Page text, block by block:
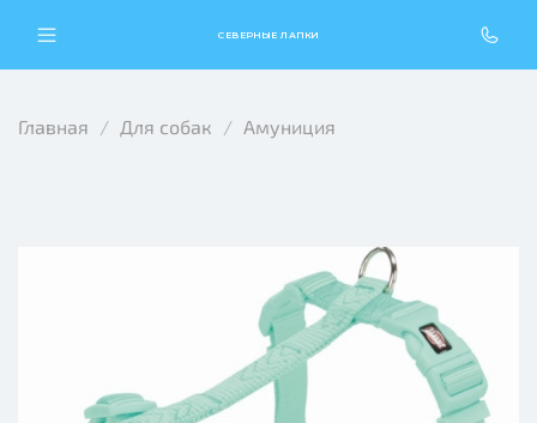
СЕВЕРНЫЕ ЛАПКИ
Главная Для собак Амуниция